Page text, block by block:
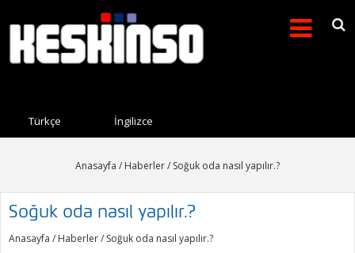
Arama formu
Türkçe İngilizce
Anasayfa / Haberler/ Soğuk oda nasıl yapılır.?
Soğuk oda nasıl yapılır.?
Anasayfa / Haberler/ Soğuk oda nasıl yapılır.?